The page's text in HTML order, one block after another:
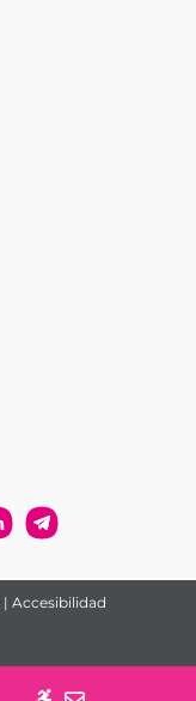
| Accesibilidad